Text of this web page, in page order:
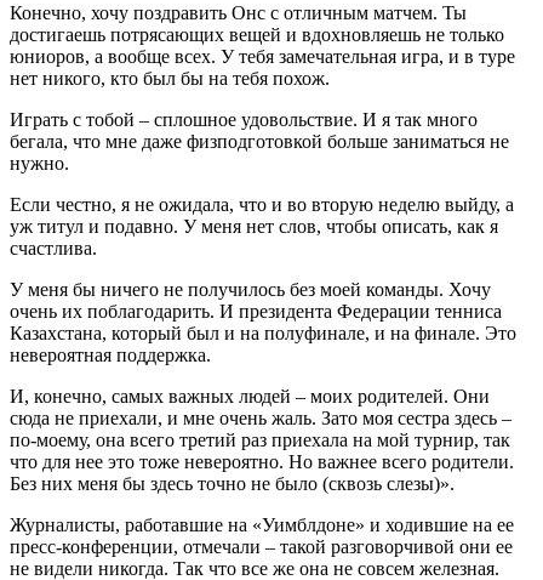
Конечно, хочу поздравить Онс с отличным матчем. Ты
достигаешь потрясающих вещей и вдохновляешь не только
юниоров, а вообще всех. У тебя замечательная игра, и в туре
нет никого, кто был бы на тебя похож.
Играть с тобой – сплошное удовольствие. И я так много
бегала, что мне даже физподготовкой больше заниматься не
нужно.
Если честно, я не ожидала, что и во вторую неделю выйду, а
уж титул и подавно. У меня нет слов, чтобы описать, как я
счастлива.
У меня бы ничего не получилось без моей команды. Хочу
очень их поблагодарить. И президента Федерации тенниса
Казахстана, который был и на полуфинале, и на финале. Это
невероятная поддержка.
И, конечно, самых важных людей – моих родителей. Они
сюда не приехали, и мне очень жаль. Зато моя сестра здесь –
по-моему, она всего третий раз приехала на мой турнир, так
что для нее это тоже невероятно. Но важнее всего родители.
Без них меня бы здесь точно не было (сквозь слезы)».
Журналисты, работавшие на «Уимблдоне» и ходившие на ее
пресс-конференции, отмечали – такой разговорчивой они ее
не видели никогда. Так что все же она не совсем железная.